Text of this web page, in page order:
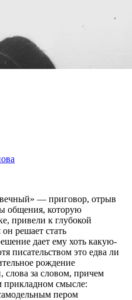
— приговор, отрыв
общения, которую
привели к глубокой
решает стать
дает ему хоть какую‐
писательством это едва ли
рождение
слова за словом, причем
прикладном смысле:
пером